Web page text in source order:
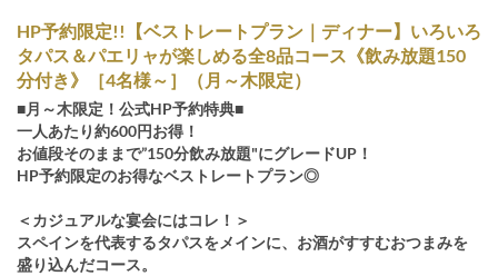
HP予約限定!!【ベストレートプラン｜ディナー】いろいろ
タパス＆パエリャが楽しめる全8品コース《飲み放題150
分付き》［4名様～］（月～木限定）
■月～木限定！公式HP予約特典■
一人あたり約600円お得！
お値段そのままで”150分飲み放題"にグレードUP！
HP予約限定のお得なベストレートプラン◎
＜カジュアルな宴会にはコレ！＞
スペインを代表するタパスをメインに、お酒がすすむおつまみを
盛り込んだコース。